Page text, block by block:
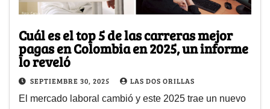
Cuál es el top 5 de las carreras mejor
pagas en Colombia en 2025, un informe
lo reveló
SEPTIEMBRE 30, 2025 LAS DOS ORILLAS
El mercado laboral cambió y este 2025 trae un nuevo